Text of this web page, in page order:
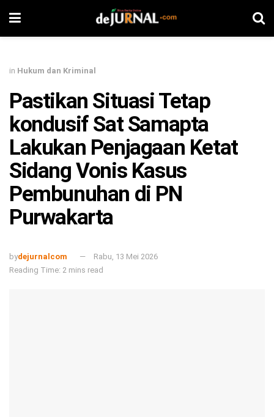
in Hukum dan Kriminal
Pastikan Situasi Tetap
kondusif Sat Samapta
Lakukan Penjagaan Ketat
Sidang Vonis Kasus
Pembunuhan di PN
Purwakarta
bydejurnalcom
Rabu, 13 Mei 2026
Reading Time: 2 mins read